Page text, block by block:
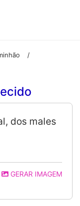
/
dos males
GERAR IMAGEM